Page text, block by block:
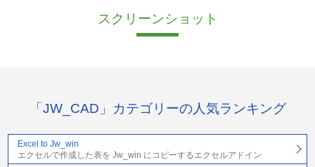
スクリーンショット
「JW_CAD」カテゴリーの人気ランキング
Excel to Jw_win
エクセルで作成した表を Jw_win にコピーするエクセルアドイン